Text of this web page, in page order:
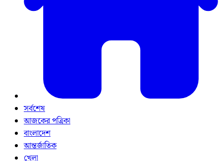
সর্বশেষ
আজকের পত্রিকা
বাংলাদেশ
আন্তর্জাতিক
খেলা